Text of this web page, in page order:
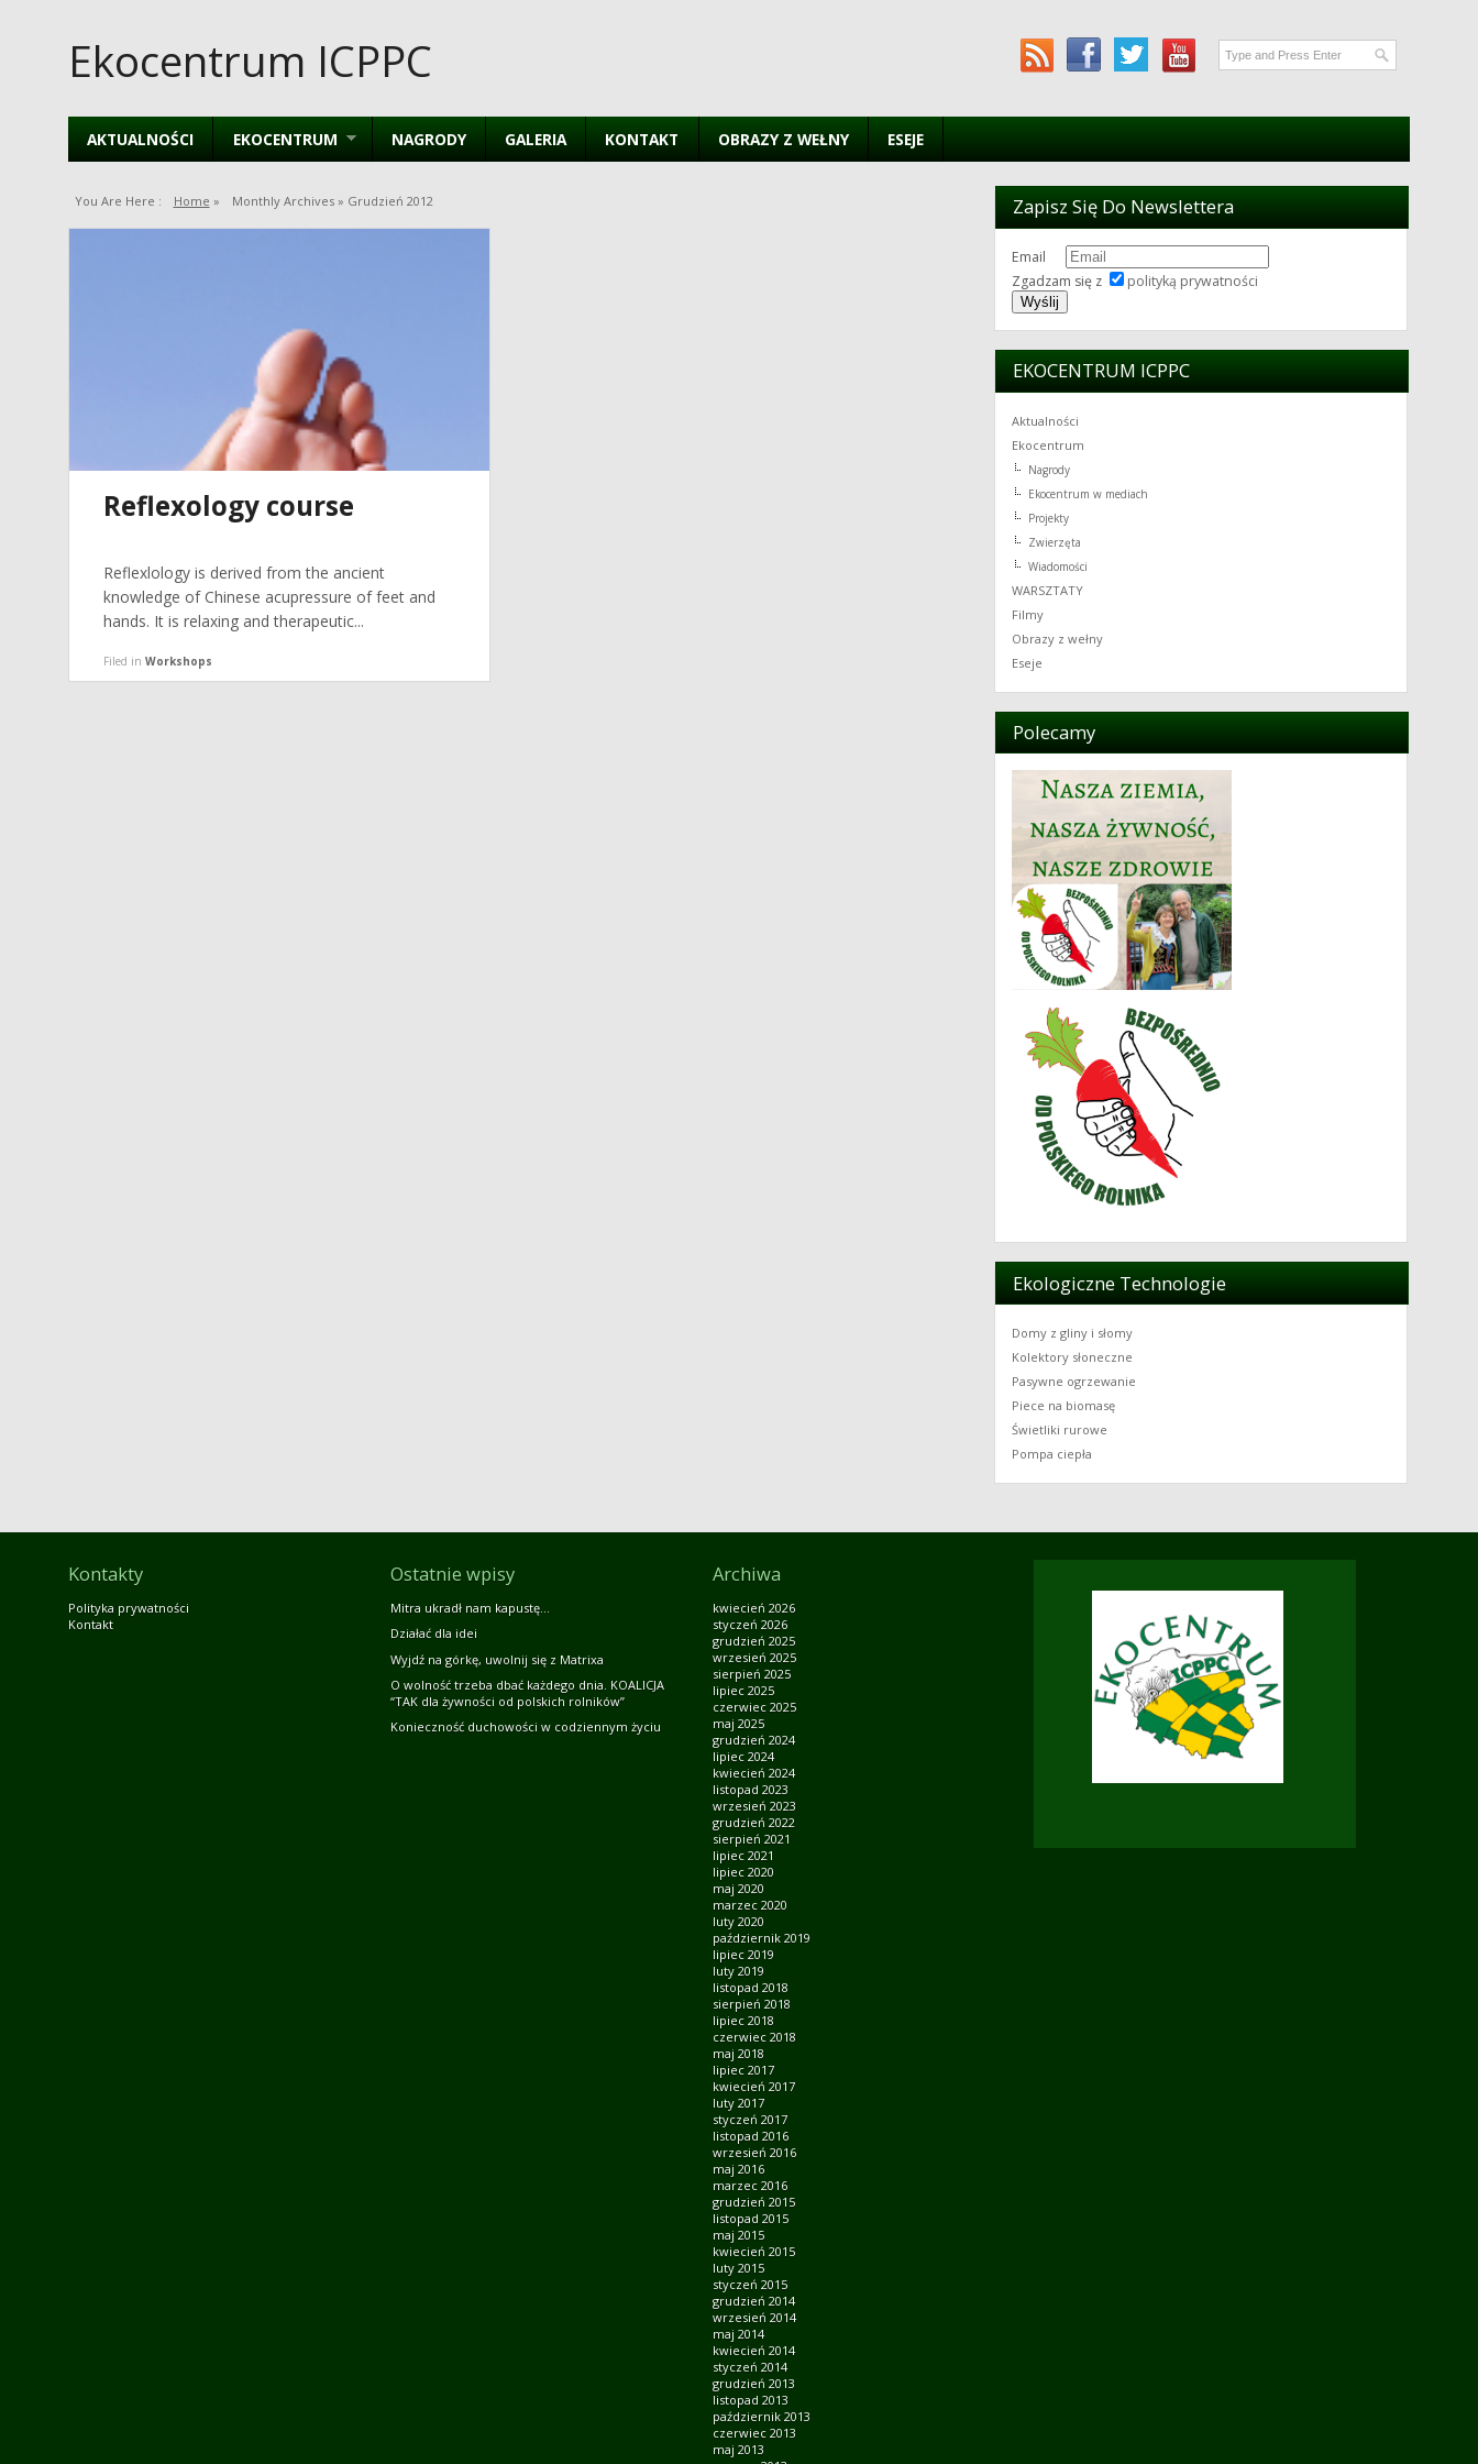
Ekocentrum ICPPC
AKTUALNOŚCI EKOCENTRUM NAGRODY GALERIA KONTAKT OBRAZY Z WEŁNY ESEJE
You Are Here : Home » Monthly Archives » Grudzień 2012
Reflexology course
Reflexlology is derived from the ancient
knowledge of Chinese acupressure of feet and
hands. It is relaxing and therapeutic...
Filed in Workshops
Zapisz Się Do Newslettera
Email
Zgadzam się z
polityką prywatności
EKOCENTRUM ICPPC
Aktualności
Ekocentrum
Nagrody
Ekocentrum w mediach
Projekty
Zwierzęta
Wiadomości
WARSZTATY
Filmy
Obrazy z wełny
Eseje
Polecamy
Ekologiczne Technologie
Domy z gliny i słomy
Kolektory słoneczne
Pasywne ogrzewanie
Piece na biomasę
Świetliki rurowe
Pompa ciepła
Kontakty
Polityka prywatności
Kontakt
Ostatnie wpisy
Mitra ukradł nam kapustę…
Działać dla idei
Wyjdź na górkę, uwolnij się z Matrixa
O wolność trzeba dbać każdego dnia. KOALICJA
“TAK dla żywności od polskich rolników”
Konieczność duchowości w codziennym życiu
Archiwa
kwiecień 2026
styczeń 2026
grudzień 2025
wrzesień 2025
sierpień 2025
lipiec 2025
czerwiec 2025
maj 2025
grudzień 2024
lipiec 2024
kwiecień 2024
listopad 2023
wrzesień 2023
grudzień 2022
sierpień 2021
lipiec 2021
lipiec 2020
maj 2020
marzec 2020
luty 2020
październik 2019
lipiec 2019
luty 2019
listopad 2018
sierpień 2018
lipiec 2018
czerwiec 2018
maj 2018
lipiec 2017
kwiecień 2017
luty 2017
styczeń 2017
listopad 2016
wrzesień 2016
maj 2016
marzec 2016
grudzień 2015
listopad 2015
maj 2015
kwiecień 2015
luty 2015
styczeń 2015
grudzień 2014
wrzesień 2014
maj 2014
kwiecień 2014
styczeń 2014
grudzień 2013
listopad 2013
październik 2013
czerwiec 2013
maj 2013